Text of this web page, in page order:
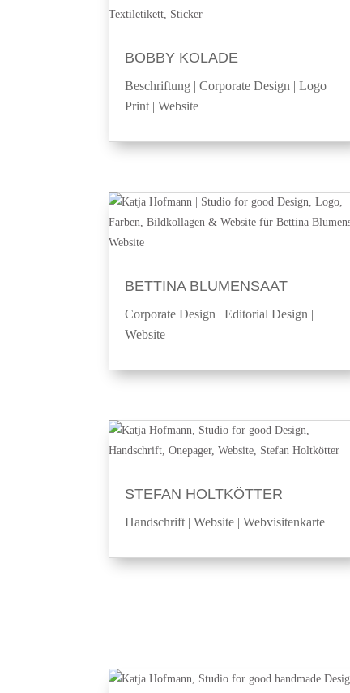
BOBBY KOLADE
Beschriftung |Corporate Design |Logo |
Print |Website
BETTINA BLUMENSAAT
Corporate Design |Editorial Design |
Website
STEFAN HOLTKÖTTER
Handschrift |Website |Webvisitenkarte